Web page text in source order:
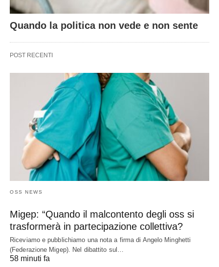
Quando la politica non vede e non sente
POST RECENTI
OSS NEWS
Migep: “Quando il malcontento degli oss si
trasformerà in partecipazione collettiva?
Riceviamo e pubblichiamo una nota a firma di Angelo Minghetti
(Federazione Migep). Nel dibattito sul…
58 minuti fa